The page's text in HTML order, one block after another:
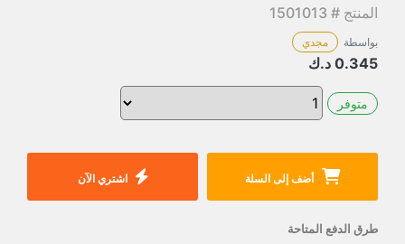
المنتج # 1501013
بواسطة مجدي
0.345 د.ك
متوفر
أضف إلى السلة اشتري الآن
طرق الدفع المتاحة